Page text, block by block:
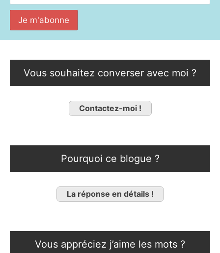
Vous souhaitez converser avec moi ?
Contactez-moi !
Pourquoi ce blogue ?
La réponse en détails !
Vous appréciez j’aime les mots ?